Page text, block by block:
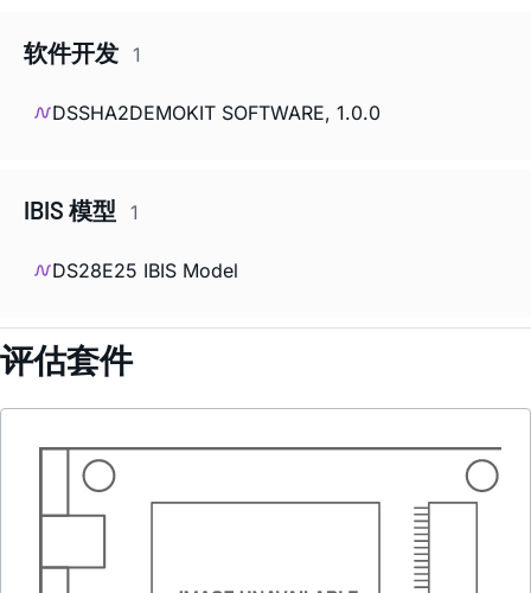
软件开发 1
DSSHA2DEMOKIT SOFTWARE, 1.0.0
IBIS 模型 1
DS28E25 IBIS Model
评估套件